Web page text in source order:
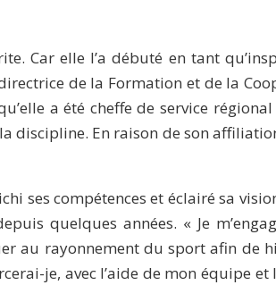
Car elle l’a débuté en tant
de la Formation et de la
a été cheffe de service
En raison de son
ses compétences et éclairé sa
quelques années. « Je
au rayonnement du sport afin de
je, avec l’aide de mon équipe